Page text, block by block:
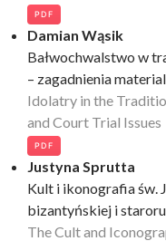
PDF
Damian Wąsik
Bałwochwalstwo w
– zagadnienia
Idolatry in the
and Court Trial Issues
PDF
Justyna Sprutta
Kult i ikonografia św.
bizantyńskiej i
The Cult and